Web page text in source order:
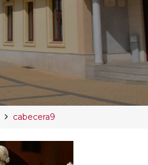
cabecera9